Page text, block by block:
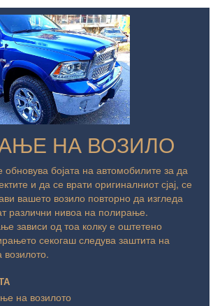
НА ВОЗИЛО
бојата на автомобилите за да
и да се врати оригиналниот сјај, се
вашето возило повторно да изгледа
различни нивоа на полирање.
зависи од тоа колку е оштетено
секогаш следува заштита на
возилото.
на возилото